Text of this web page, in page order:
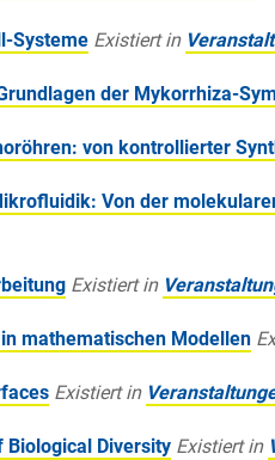
Systeme Existiert in
der Mykorrhiza-
von kontrollierter
Von der
Existiert in
mathematischen Modellen
Existiert in
Biological Diversity Existiert in